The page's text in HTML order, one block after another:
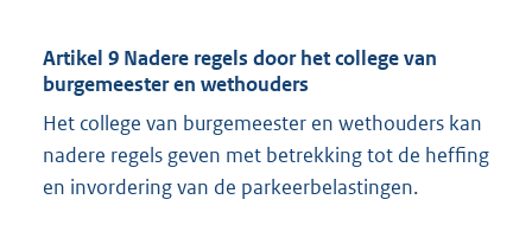
Artikel 9 Nadere regels door het college van
burgemeester en wethouders
Het college van burgemeester en wethouders kan
nadere regels geven met betrekking tot de heffing
en invordering van de parkeerbelastingen.